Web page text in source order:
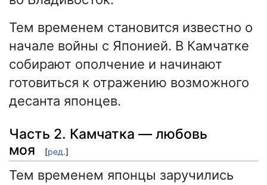
Тем временем становится известно о
начале войны с Японией. В Камчатке
собирают ополчение и начинают
готовиться к отражению возможного
десанта японцев.
Часть 2. Камчатка — любовь
моя
[ред.]
Тем временем японцы заручились